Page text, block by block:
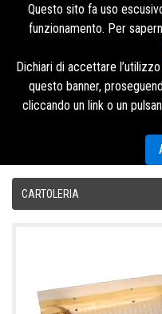
CARTOLERIA
Questo sito fa uso
funzionamento. Per
Dichiari di accettare
questo banner,
cliccando un link o un